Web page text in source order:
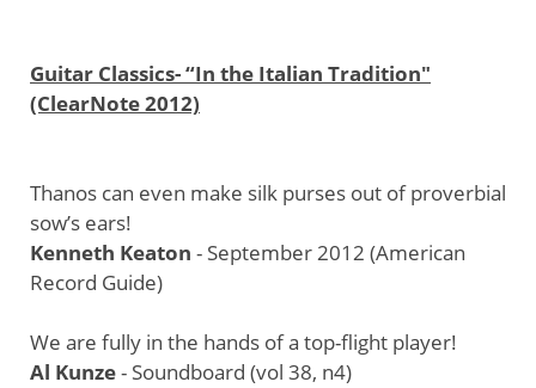
Guitar Classics- “In the Italian Tradition"
(ClearNote 2012)
Thanos can even make silk purses out of proverbial
sow’s ears!
Kenneth Keaton - September 2012 (American
Record Guide)
We are fully in the hands of a top-flight player!
Al Kunze- Soundboard (vol 38, n4)